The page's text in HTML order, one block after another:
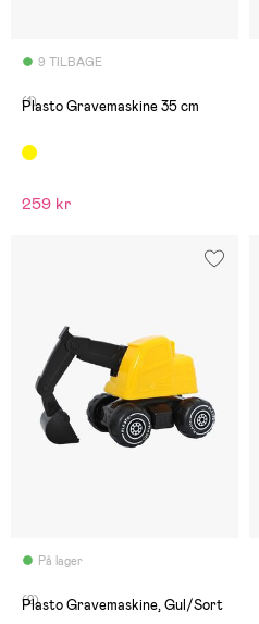
9 TILBAGE
(1)
Plasto Gravemaskine 35 cm
259 kr
På lager
(2)
Plasto Gravemaskine, Gul/Sort